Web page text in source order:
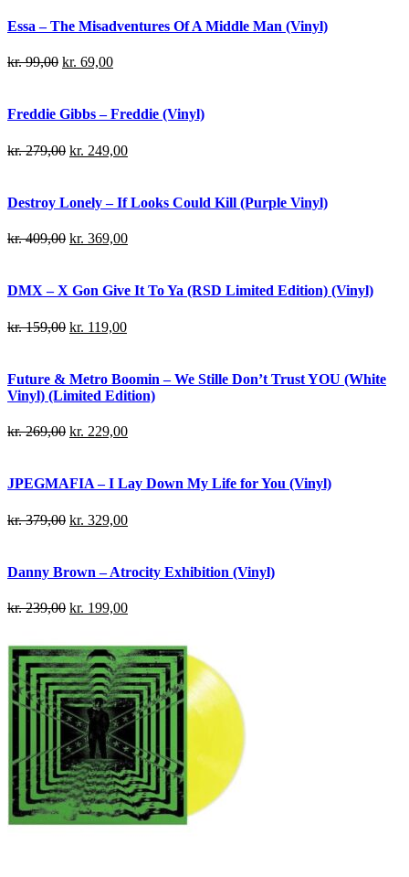
Essa – The Misadventures Of A Middle Man (Vinyl)
kr.99,00 kr. 69,00
Freddie Gibbs – Freddie (Vinyl)
kr.279,00 kr. 249,00
Destroy Lonely – If Looks Could Kill (Purple Vinyl)
kr.409,00 kr. 369,00
DMX – X Gon Give It To Ya (RSD Limited Edition) (Vinyl)
kr.159,00 kr. 119,00
Future & Metro Boomin – We Stille Don’t Trust YOU (White
Vinyl) (Limited Edition)
kr.269,00 kr. 229,00
JPEGMAFIA – I Lay Down My Life for You (Vinyl)
kr.379,00 kr. 329,00
Danny Brown – Atrocity Exhibition (Vinyl)
kr.239,00 kr. 199,00